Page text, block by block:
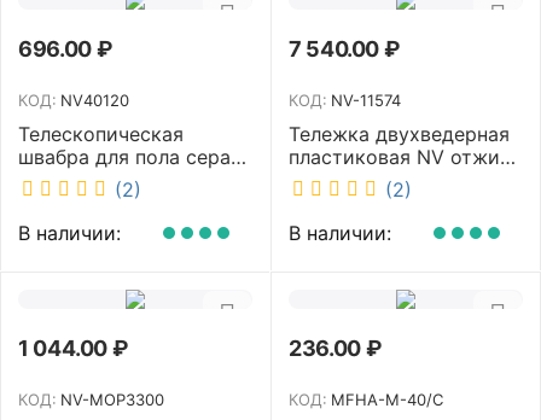
696.00₽
КОД: NV40120
Телескопическая
швабра для пола серая
NV микрофибра 42 см
NV40120
(2)
В наличии:
7 540.00₽
КОД: NV-11574
Тележка двухведерная
пластиковая NV отжим
2х23л NV-11574
(2)
В наличии:
1 044.00₽
КОД: NV-MOP3300
236.00₽
КОД: MFHA-M-40/C